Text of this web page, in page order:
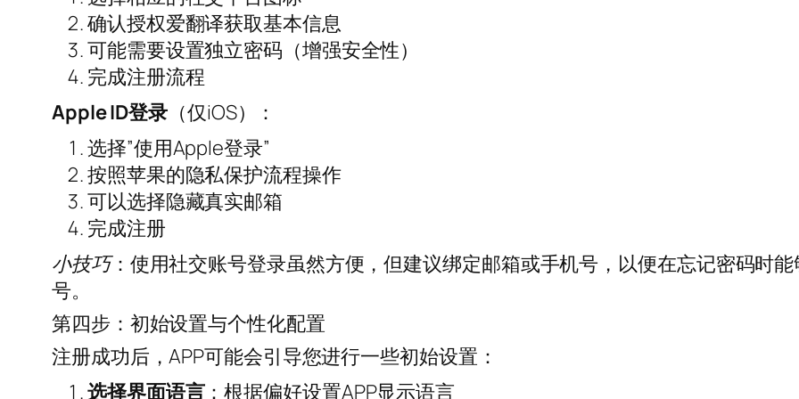
确认授权爱翻译获取基本信息
可能需要设置独立密码（增强安全性）
完成注册流程
Apple ID登录 （仅iOS）：
选择”使用Apple登录”
按照苹果的隐私保护流程操作
可以选择隐藏真实邮箱
完成注册
小技巧：使用社交账号登录虽然方便，但建议绑定邮箱或手机号，以便在忘记密码时
号。
第四步：初始设置与个性化配置
注册成功后，APP可能会引导您进行一些初始设置：
选择界面语言：根据偏好设置APP显示语言